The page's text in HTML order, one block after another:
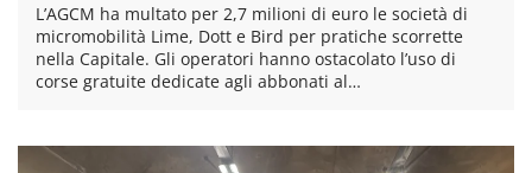
L’AGCM ha multato per 2,7 milioni di euro le società di
micromobilità Lime, Dott e Bird per pratiche scorrette
nella Capitale. Gli operatori hanno ostacolato l’uso di
corse gratuite dedicate agli abbonati al…